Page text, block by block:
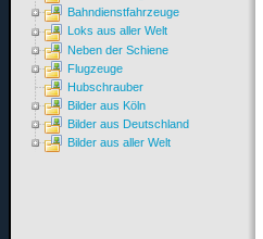
Bahndienstfahrzeuge
Loks aus aller Welt
Neben der Schiene
Flugzeuge
Hubschrauber
Bilder aus Köln
Bilder aus Deutschland
Bilder aus aller Welt